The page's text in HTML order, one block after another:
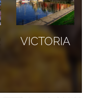
VICTORIA